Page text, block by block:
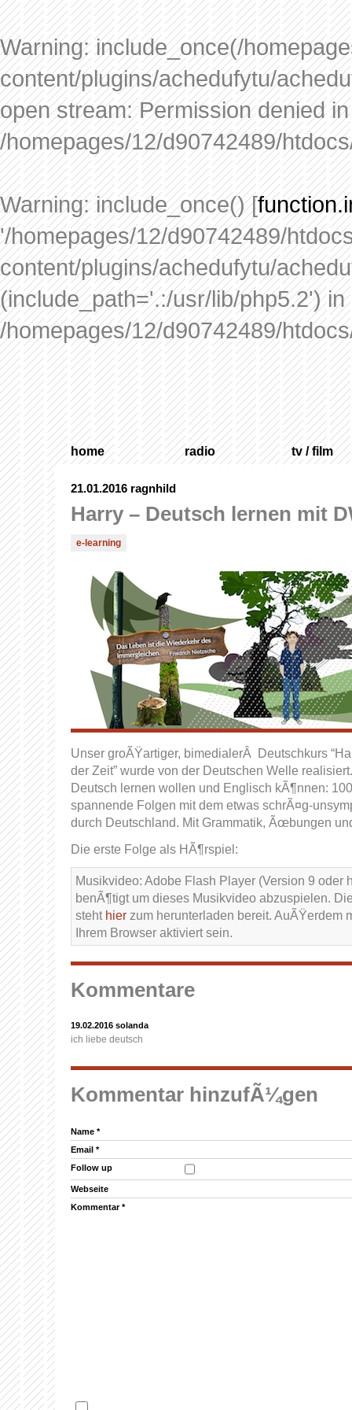
Warning: include_once(/
content/plugins/achedufytu/
open stream: Permission denied in
/homepages/12/d90742489/
Warning: include_once() [
'/homepages/12/d90742489/
content/plugins/achedufytu/
(include_path='.:/usr/lib/php5.2') in
/homepages/12/d90742489/
home radio tv / film
21.01.2016 ragnhild
Harry – Deutsch lernen mit
e-learning
Unser groÃŸartiger, bimedialerÂ Deutschkurs
der Zeit” wurde von der Deutschen Welle
Deutsch lernen wollen und Englisch kÃ¶nnen:
spannende Folgen mit dem etwas schrÃ¤g-
durch Deutschland. Mit Grammatik, Ãœbungen
Die erste Folge als HÃ¶rspiel:
Musikvideo: Adobe Flash Player (Version 9 oder
benÃ¶tigt um dieses Musikvideo abzuspielen.
steht hier zum herunterladen bereit. AuÃŸerdem
Ihrem Browser aktiviert sein.
Kommentare
19.02.2016 solanda
ich liebe deutsch
Kommentar hinzufÃ¼gen
Name *
Email *
Follow up
Webseite
Kommentar*